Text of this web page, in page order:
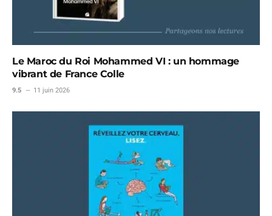
Le Maroc du Roi Mohammed VI : un hommage
vibrant de France Colle
9.5 11 juin 2026